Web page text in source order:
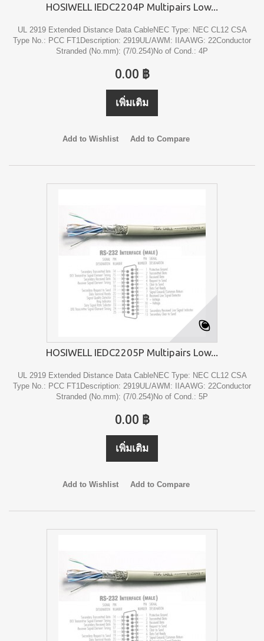
HOSIWELL IEDC2204P Multipairs Low...
UL 2919 Extended Distance Data CableNEC Type: NEC CL12 CSA
Type No.: PCC FT1Description: 2919UL/AWM: IIAAWG: 22Conductor
Stranded (No.mm): (7/0.254)No of Cond.: 4P
0.00 ฿
เพิ่มเติม
Add to Wishlist Add to Compare
HOSIWELL IEDC2205P Multipairs Low...
UL 2919 Extended Distance Data CableNEC Type: NEC CL12 CSA
Type No.: PCC FT1Description: 2919UL/AWM: IIAAWG: 22Conductor
Stranded (No.mm): (7/0.254)No of Cond.: 5P
0.00 ฿
เพิ่มเติม
Add to Wishlist Add to Compare